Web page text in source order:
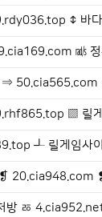
↕ 바
㎮
⇒
▨ 릴
┹ 릴게임사
20.cia948.com
방 ㅭ